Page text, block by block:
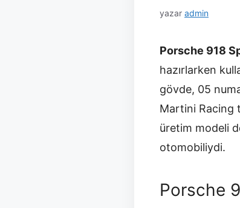
yazar admin
Porsche 918
hazırlarken
gövde, 05
Martini Racing
üretim modeli
otomobiliydi.
Porsche